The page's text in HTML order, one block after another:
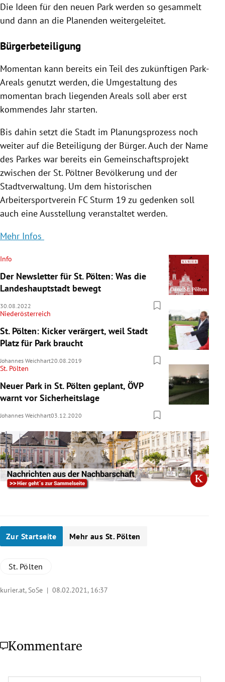
Die Ideen für den neuen Park werden so gesammelt
und dann an die Planenden weitergeleitet.
Bürgerbeteiligung
Momentan kann bereits ein Teil des zukünftigen Park-
Areals genutzt werden, die Umgestaltung des
momentan brach liegenden Areals soll aber erst
kommendes Jahr starten.
Bis dahin setzt die Stadt im Planungsprozess noch
weiter auf die Beteiligung der Bürger. Auch der Name
des Parkes war bereits ein Gemeinschaftsprojekt
zwischen der St. Pöltner Bevölkerung und der
Stadtverwaltung. Um dem historischen
Arbeitersportverein FC Sturm 19 zu gedenken soll
auch eine Ausstellung veranstaltet werden.
Mehr Infos
Info
Der Newsletter für St. Pölten: Was die
Landeshauptstadt bewegt
30.08.2022
Niederösterreich
St. Pölten: Kicker verärgert, weil Stadt
Platz für Park braucht
Johannes Weichhart20.08.2019
St. Pölten
Neuer Park in St. Pölten geplant, ÖVP
warnt vor Sicherheitslage
Johannes Weichhart03.12.2020
Zur Startseite Mehr aus St. Pölten
St. Pölten
kurier.at, SoSe | 08.02.2021, 16:37
Kommentare